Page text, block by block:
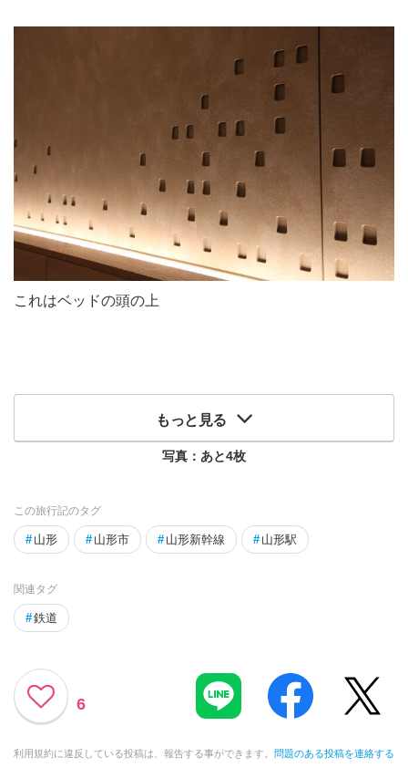
これはベッドの頭の上
もっと見る
写真：あと4枚
この旅行記のタグ
# 山形 # 山形市 # 山形新幹線 # 山形駅
関連タグ
#鉄道
6
利用規約に違反している投稿は、報告する事ができます。 問題のある投稿を連絡する